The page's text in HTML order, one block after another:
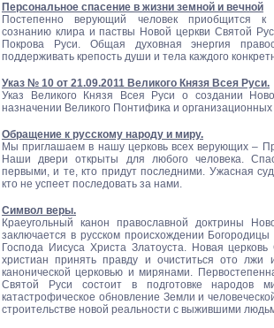
Персональное спасение в жизни земной и вечной
Постепенно верующий человек приобщится к
сознанию клира и паствы Новой церкви Святой
Покрова Руси. Общая духовная энергия
поддерживать крепость души и тела каждого
Указ № 10 от 21.09.2011 Великого Князя Всея Руси.
Указ Великого Князя Всея Руси о создании
назначении Великого Понтифика и организационных
Обращение к русскому народу и миру.
Мы приглашаем в нашу церковь всех верующих –
Наши двери открыты для любого человека.
первыми, и те, кто придут последними. Ужасная
кто не успеет последовать за нами.
Символ веры.
Краеугольный канон православной доктрины
заключается в русском происхождении
Господа Иисуса Христа Златоуста. Новая
христиан принять правду и очиститься ото лжи
канонической церковью и мирянами.
Святой Руси состоит в подготовке народов
катастрофическое обновление Земли и
строительстве новой реальности с выжившими